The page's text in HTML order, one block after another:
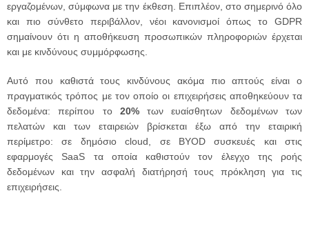
εργαζομένων, σύμφωνα με την έκθεση. Επιπλέον, στο σημερινό όλο
και πιο σύνθετο περιβάλλον, νέοι κανονισμοί όπως το GDPR
σημαίνουν ότι η αποθήκευση προσωπικών πληροφοριών έρχεται
και με κινδύνους συμμόρφωσης.
Αυτό που καθιστά τους κινδύνους ακόμα πιο απτούς είναι ο
πραγματικός τρόπος με τον οποίο οι επιχειρήσεις αποθηκεύουν τα
δεδομένα: περίπου το 20%των ευαίσθητων δεδομένων των
πελατών και των εταιρειών βρίσκεται έξω από την εταιρική
περίμετρο: σε δημόσιο cloud, σε BYOD συσκευές και στις
εφαρμογές SaaS τα οποία καθιστούν τον έλεγχο της ροής
δεδομένων και την ασφαλή διατήρησή τους πρόκληση για τις
επιχειρήσεις.